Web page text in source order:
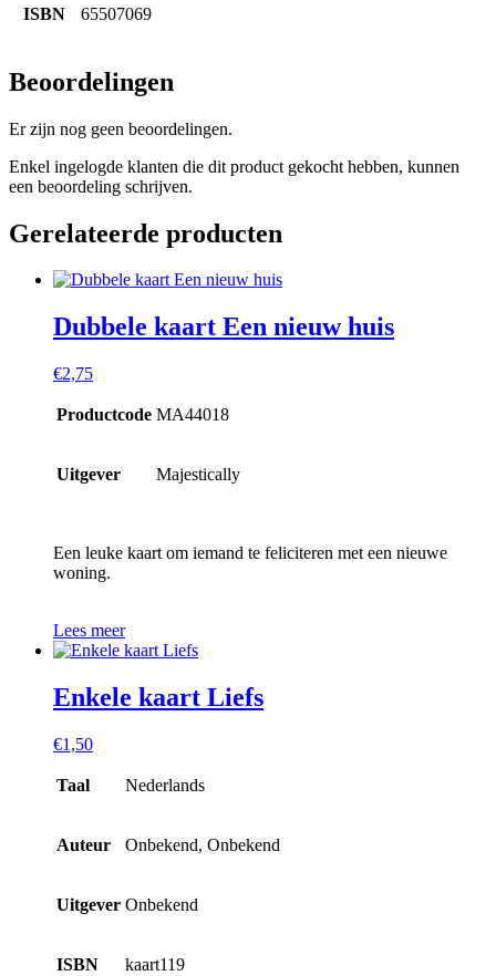
ISBN 65507069
Beoordelingen
Er zijn nog geen beoordelingen.
Enkel ingelogde klanten die dit product gekocht hebben, kunnen
een beoordeling schrijven.
Gerelateerde producten
Dubbele kaart Een nieuw huis
€2,75
Productcode MA44018
Uitgever Majestically
Een leuke kaart om iemand te feliciteren met een nieuwe
woning.
Lees meer
Enkele kaart Liefs
€1,50
Taal Nederlands
Auteur Onbekend, Onbekend
Uitgever Onbekend
ISBN kaart119